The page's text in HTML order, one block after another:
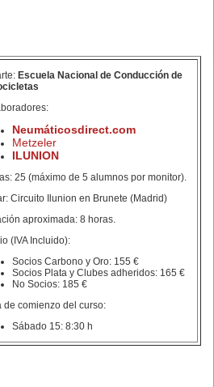
Escuela Nacional de Conducción de
Neumáticosdirect.com
Metzeler
ILUNION
25 (máximo de 5 alumnos por monitor).
Circuito Ilunion en Brunete (Madrid)
aproximada: 8 horas.
(IVA Incluido):
Socios Carbono y Oro: 155 €
Socios Plata y Clubes adheridos: 165 €
No Socios: 185 €
de comienzo del curso:
Sábado 15: 8:30 h